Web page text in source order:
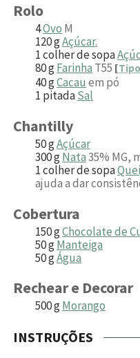
Rolo
4Ovo M
120gAçúcar.
1colher de sopa
80gFarinha T55 [
40gCacau em pó
1 pitadaSal
Chantilly
50gAçúcar
300gNata35% MG,
1colher de sopa
ajuda a dar
Cobertura
150gChocolate de
50gManteiga
50gÁgua
Rechear e Decorar
500gMorango
INSTRUÇÕES